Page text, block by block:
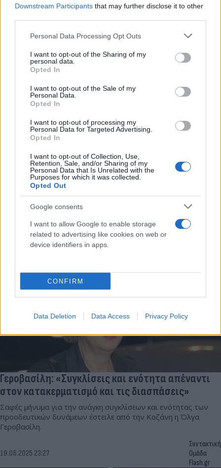
Downstream Participants that may further disclose it to other
Please note that this website/app uses one or more Google
not limited to your visit or usage behaviour. You may click to
grant or deny consent to Google and its third-party tags to
use your data for below specified purposes in below Google
consent section.
Personal Data Processing Opt Outs
I want to opt-out of the Sharing of my
personal data.
Opted In
I want to opt-out of the Sale of my
Personal Data.
Opted In
I want to opt-out of processing my
Personal Data for Targeted Advertising.
Opted In
I want to opt-out of Collection, Use,
Retention, Sale, and/or Sharing of my
Personal Data that Is Unrelated with the
Purposes for which it was collected.
Opted Out
Google consents
I want to allow Google to enable storage
related to advertising like cookies on web or
device identifiers in apps.
CONFIRM
Data Deletion Data Access Privacy Policy
22.07.2025 16:38
Κανάκη
Γεροβασίλη: Στο στόχαστρο ο Μητσοτάκης για
τον ΟΠΕΚΕΠΕ – Τι θα κάνει ο ΣΥΡΙΖΑ με την
Προανακριτική
Με αφορμή τις εξελίξεις στον ΟΠΕΚΕΠΕ, η βουλευτής του
ΣΥΡΙΖΑ υποστήριξε ότι ο Κυριάκος Μητσοτάκης δεν μπορεί να
βρίσκεται έξω από το επίκεντρο της υπόθεσης.
02.07.2025 23:35
Συντακτική
Γεροβασίλη: «Συγκλίσεις και ενότητα απέναντι
στον κατακερματισμό και τις διασπάσεις»
Σαφές μήνυμα για την ανάγκη συγκλίσεων και ενότητας των
προοδευτικών δυνάμεων έστειλε από την Κοζάνη η Όλγα
Γεροβασίλη.
19.06.2025 23:27
Συντακτική
Ομάδα
Flash.gr